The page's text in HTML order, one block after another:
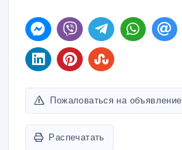
Пожаловаться на объявление
Распечатать